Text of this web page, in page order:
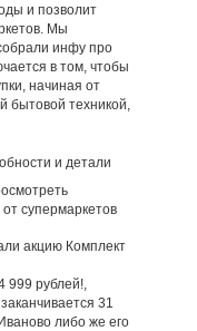
и позволит
Мы
инфу про
в том, чтобы
начиная от
бытовой техникой,
и детали
супермаркетов
акцию Комплект
999 рублей!,
31
либо же его